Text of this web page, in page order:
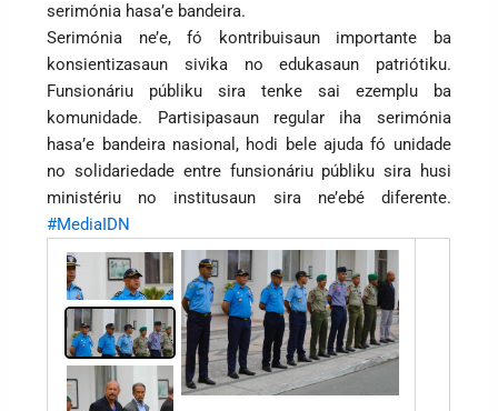
serimónia hasa’e bandeira.
Serimónia ne’e, fó kontribuisaun importante ba
konsientizasaun sivika no edukasaun patriótiku.
Funsionáriu públiku sira tenke sai ezemplu ba
komunidade. Partisipasaun regular iha serimónia
hasa’e bandeira nasional, hodi bele ajuda fó unidade
no solidariedade entre funsionáriu públiku sira husi
ministériu no institusaun sira ne’ebé diferente.
#MediaIDN